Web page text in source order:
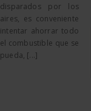
disparados por los
aires, es conveniente
intentar ahorrar todo
el combustible que se
pueda, [...]